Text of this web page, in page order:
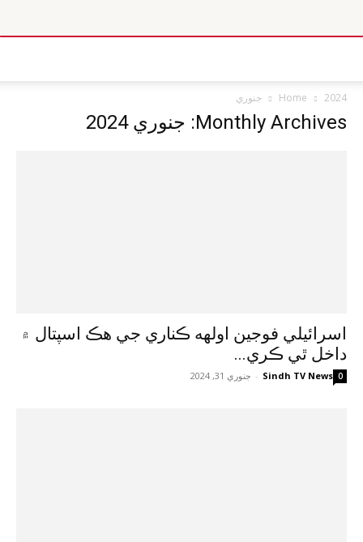
Home 2024 جنوري
Monthly Archives: جنوري 2024
اسرائيلي فوجين اولهه ڪناري جي هڪ اسپتال ۾
داخل ٿي ڪري...
Sindh TV News
- جنوري 31, 2024 0